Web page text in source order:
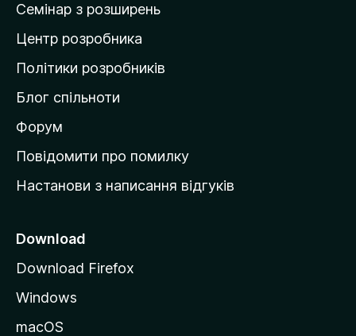
а
д
о
і
в
к
M
z
l
l
Семінар з розширень
Центр розробника
Політики розробників
Блог спільноти
Форум
Повідомити про помилку
Настанови з написання відгуків
Download
Download Firefox
Windows
macOS